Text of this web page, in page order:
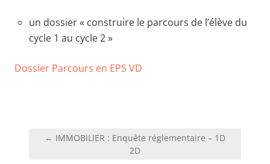
un dossier « construire le parcours de l’élève du
cycle 1 au cycle 2 »
Dossier Parcours en EPS VD
Navigation
← IMMOBILIER : Enquête réglementaire – 1D
2D